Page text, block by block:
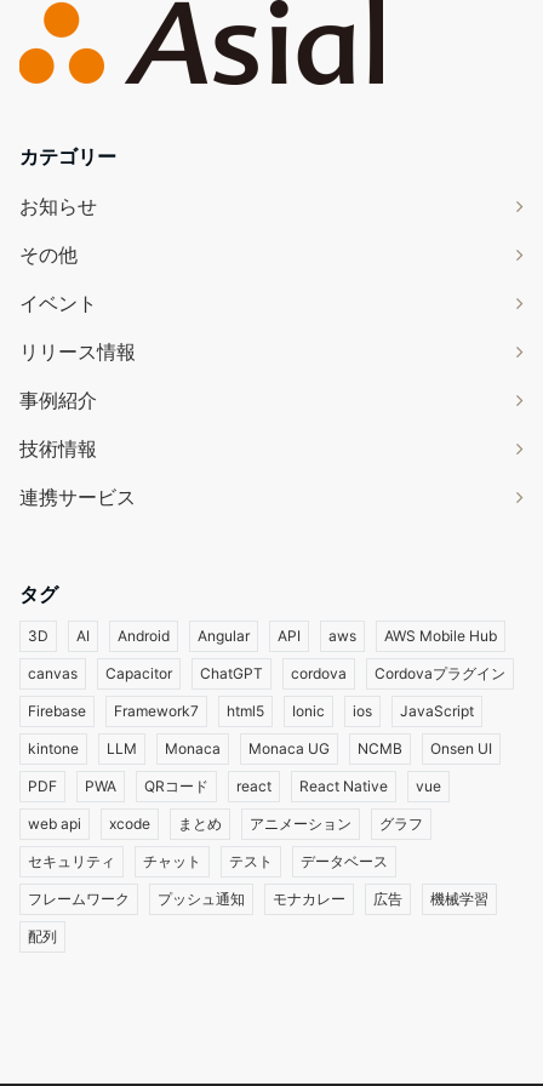
カテゴリー
お知らせ
その他
イベント
リリース情報
事例紹介
技術情報
連携サービス
タグ
3D AI Android Angular API aws AWS Mobile Hub
canvas Capacitor ChatGPT cordova Cordovaプラグイン
Firebase Framework7 html5 Ionic ios JavaScript
kintone LLM Monaca Monaca UG NCMB Onsen UI
PDF PWA QRコード react React Native vue
web api xcode まとめ アニメーション グラフ
セキュリティ チャット テスト データベース
フレームワーク プッシュ通知 モナカレー 広告 機械学習
配列